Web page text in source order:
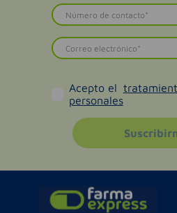
Acepto el
personales